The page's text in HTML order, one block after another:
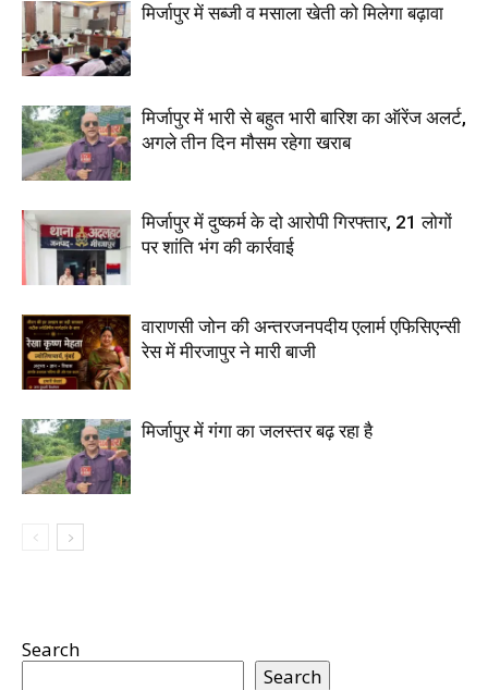
मिर्जापुर में सब्जी व मसाला खेती को मिलेगा बढ़ावा
मिर्जापुर में भारी से बहुत भारी बारिश का ऑरेंज अलर्ट,
अगले तीन दिन मौसम रहेगा खराब
मिर्जापुर में दुष्कर्म के दो आरोपी गिरफ्तार, 21 लोगों
पर शांति भंग की कार्रवाई
वाराणसी जोन की अन्तरजनपदीय एलार्म एफिसिएन्सी
रेस में मीरजापुर ने मारी बाजी
मिर्जापुर में गंगा का जलस्तर बढ़ रहा है
Search
Search